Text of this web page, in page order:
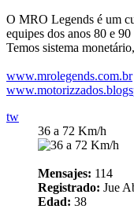
O MRO Legends é um
equipes dos anos 80 e
Temos sistema
www.mrolegends.com.br
tw
36 a 72 Km/h
Mensajes: 114
Registrado: Jue
Edad: 38